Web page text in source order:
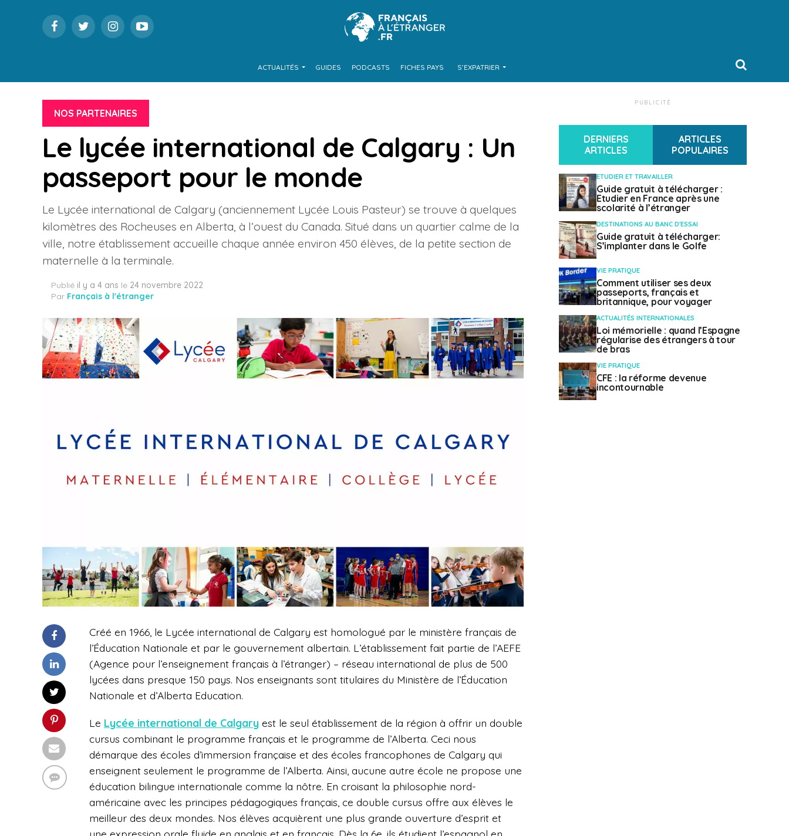
ACTUALITÉS GUIDES PODCASTS FICHES PAYS S’EXPATRIER
NOS PARTENAIRES
Le lycée international de Calgary : Un
passeport pour le monde
Le Lycée international de Calgary (anciennement Lycée Louis Pasteur) se trouve à quelques
kilomètres des Rocheuses en Alberta, à l’ouest du Canada. Situé dans un quartier calme de la
ville, notre établissement accueille chaque année environ 450 élèves, de la petite section de
maternelle à la terminale.
Publié il y a 4 ans le 24 novembre 2022
Par Français à l'étranger
Créé en 1966, le Lycée international de Calgary est homologué par le ministère français de
l’Éducation Nationale et par le gouvernement albertain. L’établissement fait partie de l’AEFE
(Agence pour l’enseignement français à l’étranger) – réseau international de plus de 500
lycées dans presque 150 pays. Nos enseignants sont titulaires du Ministère de l’Éducation
Nationale et d’Alberta Education.
Le Lycée international de Calgary est le seul établissement de la région à offrir un double
cursus combinant le programme français et le programme de l’Alberta. Ceci nous
démarque des écoles d’immersion française et des écoles francophones de Calgary qui
enseignent seulement le programme de l’Alberta. Ainsi, aucune autre école ne propose une
éducation bilingue internationale comme la nôtre. En croisant la philosophie nord-
américaine avec les principes pédagogiques français, ce double cursus offre aux élèves le
meilleur des deux mondes. Nos élèves acquièrent une plus grande ouverture d’esprit et
PUBLICITÉ
DERNIERS
ARTICLES
ARTICLES
POPULAIRES
ETUDIER ET TRAVAILLER
Guide gratuit à télécharger :
Etudier en France après une
scolarité à l’étranger
DESTINATIONS AU BANC D'ESSAI
Guide gratuit à télécharger:
S’implanter dans le Golfe
VIE PRATIQUE
Comment utiliser ses deux
passeports, français et
britannique, pour voyager
ACTUALITÉS INTERNATIONALES
Loi mémorielle : quand l’Espagne
régularise des étrangers à tour
de bras
VIE PRATIQUE
CFE : la réforme devenue
incontournable